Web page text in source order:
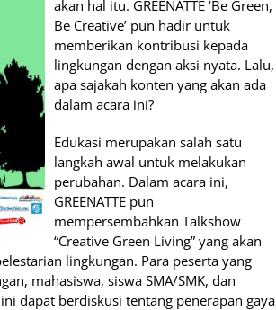
akan hal itu. GREENATTE ‘Be Green,
Be Creative’ pun hadir untuk
memberikan kontribusi kepada
lingkungan dengan aksi nyata. Lalu,
apa sajakah konten yang akan ada
dalam acara ini?
Edukasi merupakan salah satu
langkah awal untuk melakukan
perubahan. Dalam acara ini,
GREENATTE pun
mempersembahkan Talkshow
“Creative Green Living” yang akan
lingkungan. Para peserta yang
mahasiswa, siswa SMA/SMK, dan
dapat berdiskusi tentang penerapan gaya